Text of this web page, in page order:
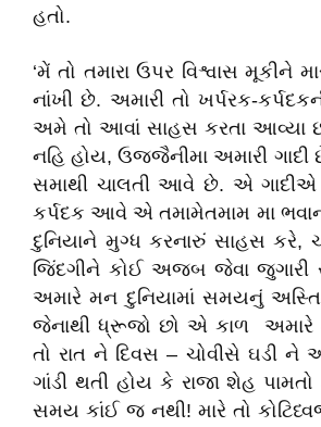
હતો.
‘મેં તો તમારા ઉપર વિશ્વાસ મૂકીને
નાંખી છે. અમારી તો ખર્પરક-
અમે તો આવાં સાહસ કરતા આવ્યા
નહિ હોય, ઉજ્જૈનીમા અમારી ગાદી
સમાથી ચાલતી આવે છે. એ ગાદીએ
કર્પદક આવે એ તમામેતમામ મા
દુનિયાને મુગ્ધ કરનારું સાહસ કરે,
જિંદગીને કોઈ અજબ જેવા જુગારી
અમારે મન દુનિયામાં સમયનું
જેનાથી ધ્રૂજો છો એ કાળ અમારે
તો રાત ને દિવસ – ચોવીસે ઘડી ને
ગાંડી થતી હોય કે રાજા શેહ
સમય કાંઈ જ નથી! મારે તો